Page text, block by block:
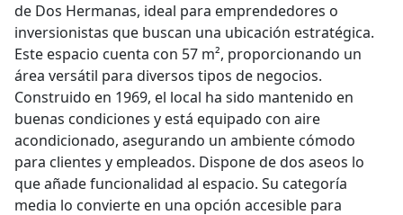
de Dos Hermanas, ideal para emprendedores o
inversionistas que buscan una ubicación estratégica.
Este espacio cuenta con 57 m², proporcionando un
área versátil para diversos tipos de negocios.
Construido en 1969, el local ha sido mantenido en
buenas condiciones y está equipado con aire
acondicionado, asegurando un ambiente cómodo
para clientes y empleados. Dispone de dos aseos lo
que añade funcionalidad al espacio. Su categoría
media lo convierte en una opción accesible para